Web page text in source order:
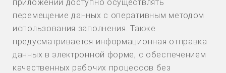
приложении доступно осуществлять
перемещение данных с оперативным методом
использования заполнения. Также
предусматривается информационная отправка
данных в электронной форме, с обеспечением
качественных рабочих процессов без